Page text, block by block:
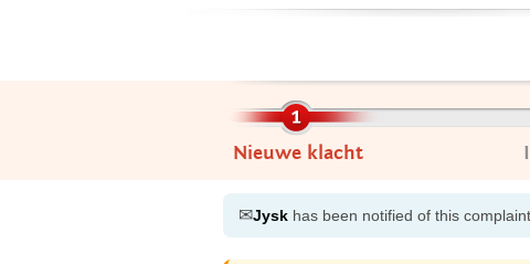
Nieuwe klacht
✉Jysk has been notified of this complaint